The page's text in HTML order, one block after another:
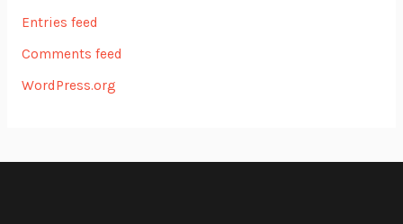
Entries feed
Comments feed
WordPress.org